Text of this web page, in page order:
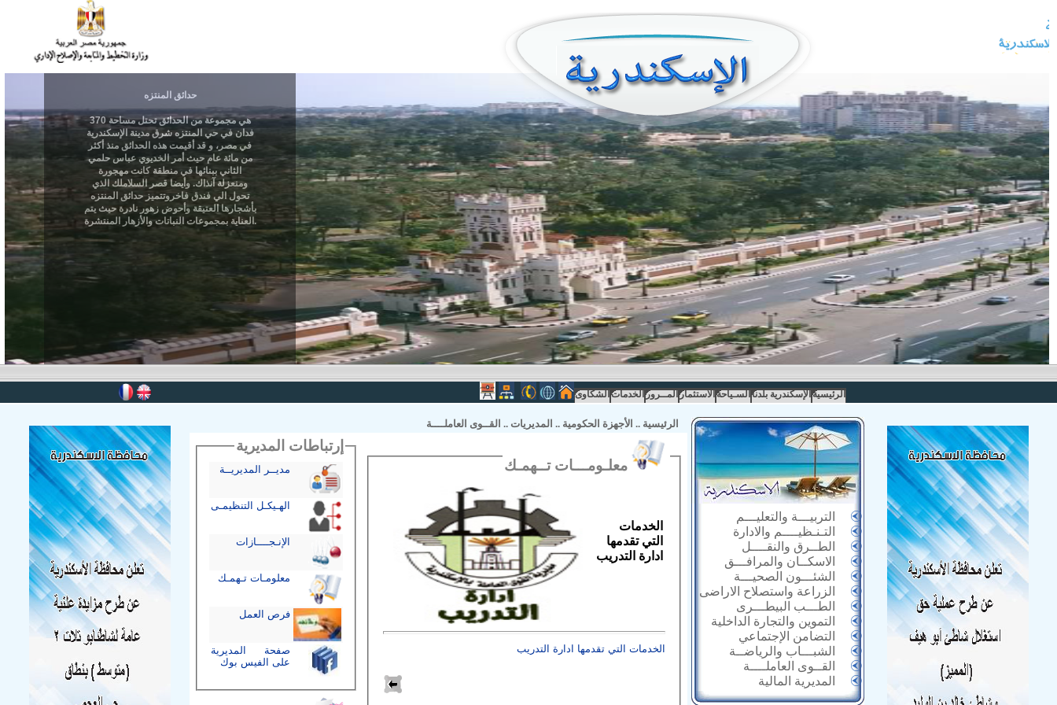
الرئيسية الإسكندرية بلدنا السـياحة الاستثمار المــرور الخدمات الشكاوى
التربيـــة والتعليـــم
التـنـظيــــم والادارة
الطــرق والنقــــل
الاسكــان والمرافـــق
الشئـــون الصحيـــة
الزراعة واستصلاح الاراضى
الطـــب البيطـــرى
التموين والتجارة الداخلية
التضامن الإجتماعي
الشبـــاب والرياضــة
القــوى العاملــــة
المديرية المالية
الرئيسية .. الأجهزة الحكومية .. المديريات .. القــوى العاملــــة
الخدمات
التي تقدمها
ادارة التدريب
الخدمات التي تقدمها ادارة التدريب
إرتباطات المديرية
مديــر المديريــة
الهـيكـل التنظيمـى
الإنـجــــازات
معلومـات تـهمـك
فرص العمل
صفحة المديرية
على الفيس بوك